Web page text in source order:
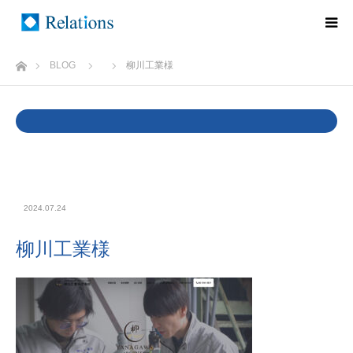
ホームBLOG 柳川工業様
2024.07.24
柳川工業様